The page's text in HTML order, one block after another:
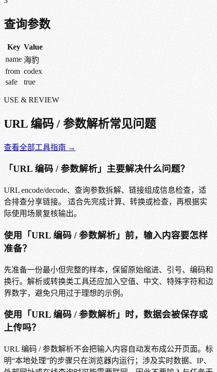
查询参数
Key Value
name 海豹
from codex
safe
true
USE & REVIEW
URL 编码 / 参数解析常见问题
查看全部工具指南 →
「URL 编码 / 参数解析」主要解决什么问题？
URL encode/decode、查询参数拆解、链接组成信息检查，适
合排查分享链接。 适合先完成计算、转换或检查，再根据实
际使用场景复核输出。
使用「URL 编码 / 参数解析」前，输入内容要怎样
准备？
先准备一份最小但完整的样本，保留原始缩进、引号、编码和
换行。解析或转换类工具还应加入空值、中文、特殊字符和边
界数字，避免只用过于理想的示例。
使用「URL 编码 / 参数解析」时，数据会被保存或
上传吗？
URL 编码 / 参数解析不会把输入内容自动发布成公开页面。标
明“本地处理”的步骤只在浏览器内运行；涉及实时数据、IP、